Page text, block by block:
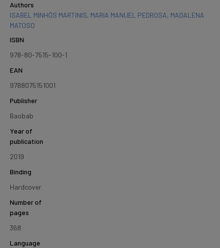
Authors
ISABEL MINHÓS MARTINIS, MARIA MANUEL PEDROSA, MADALENA
MATOSO
ISBN
978-80-7515-100-1
EAN
9788075151001
Publisher
Baobab
Year of
publication
2019
Binding
Hardcover
Number of
pages
368
Language